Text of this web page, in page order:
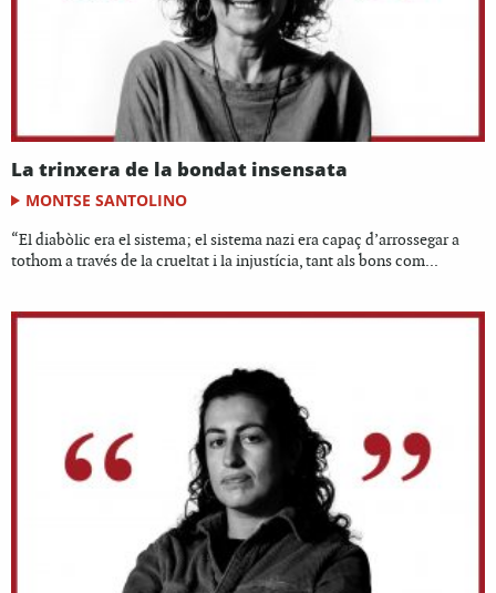
La trinxera de la bondat insensata
MONTSE SANTOLINO
“El diabòlic era el sistema; el sistema nazi era capaç d’arrossegar a
tothom a través de la crueltat i la injustícia, tant als bons com...